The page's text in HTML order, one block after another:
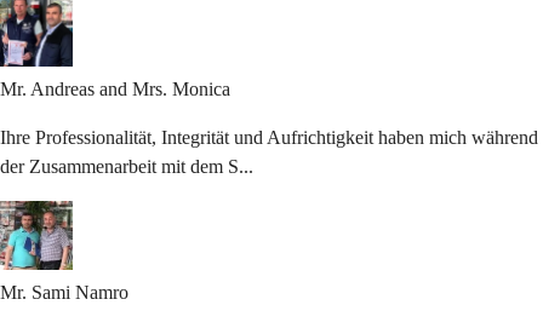
Mr. Andreas and Mrs. Monica
Ihre Professionalität, Integrität und Aufrichtigkeit haben mich während
der Zusammenarbeit mit dem S...
Mr. Sami Namro